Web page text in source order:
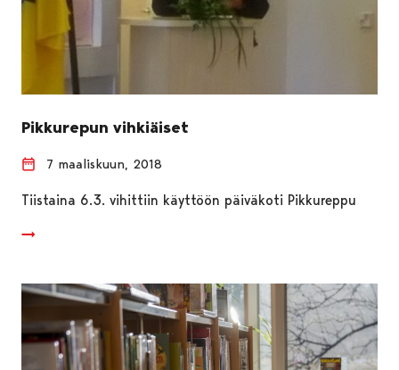
Pikkurepun vihkiäiset
7 maaliskuun, 2018
Tiistaina 6.3. vihittiin käyttöön päiväkoti Pikkureppu